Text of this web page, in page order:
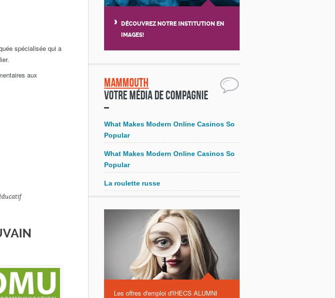
spécialisée qui a
aux
DÉCOUVREZ NOTRE INSTITUTION EN
IMAGES!
Mammouth
Votre média de compagnie
What Makes Modern Online Casinos So
Popular
What Makes Modern Online Casinos So
Popular
La roulette russe
Les offres d'emploi d'IHECS ALUMNI